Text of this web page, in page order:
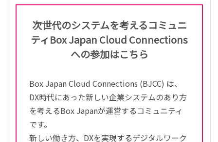
次世代のシステムを考えるコミュニ
ティBox Japan Cloud Connections
への参加はこちら
Box Japan Cloud Connections (BJCC) は、
DX時代にあった新しい企業システムのあり方
を考えるBox Japanが運営するコミュニティ
です。
新しい働き方、DXを実現するデジタルワーク